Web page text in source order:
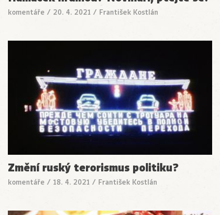
komentáře / 20. 4. 2021 / František Kostlán
Změní ruský terorismus politiku?
komentáře / 18. 4. 2021 / František Kostlán